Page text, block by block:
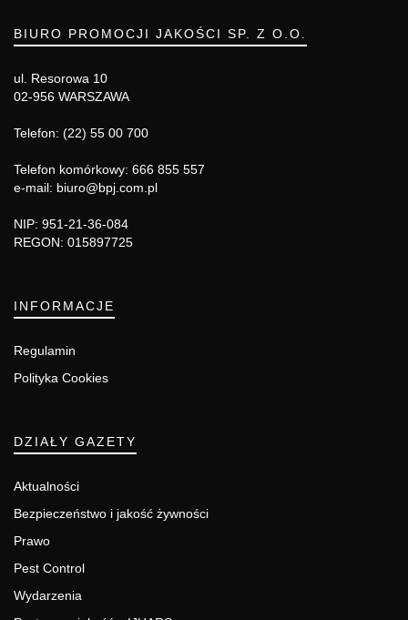
BIURO PROMOCJI JAKOŚCI SP. Z O.O.
ul. Resorowa 10
02-956 WARSZAWA
Telefon: (22) 55 00 700
Telefon komórkowy: 666 855 557
e-mail: biuro@bpj.com.pl
NIP: 951-21-36-084
REGON: 015897725
INFORMACJE
Regulamin
Polityka Cookies
DZIAŁY GAZETY
Aktualności
Bezpieczeństwo i jakość żywności
Prawo
Pest Control
Wydarzenia